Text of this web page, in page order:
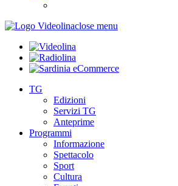
close menu
TG
Edizioni
Servizi TG
Anteprime
Programmi
Informazione
Spettacolo
Sport
Cultura